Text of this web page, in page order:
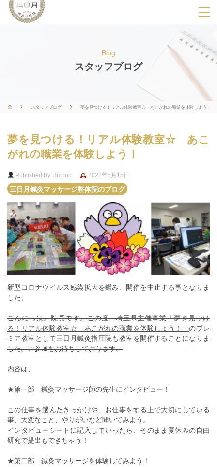
SPメニ
ー
展
用
ボ
Blog
スタッフブログ
スタッフブログ 夢を見つける！リアル体験教室☆ あこがれの職業を体験しよう！
夢を見つける！リアル体験教室☆ あこ
がれの職業を体験しよう！
Published By: 3moon
2022年5月15日
三日月鍼灸マッサージ整体院のブログ
新型コロナウイルス感染拡大を鑑み、開催を中止する事となりま
した。
こんにちは。院長です。この度、埼玉県主催事業「夢を見つけ
る！リアル体験教室☆ あこがれの職業を体験しよう！」のプレ
ミア教室として三日月鍼灸指圧院も教室を開催することになりま
した。ご参加をお待ちしております。
内容は、
★第一部 鍼灸マッサージ師の先生にインタビュー！
この仕事を選んだきっかけや、お仕事をする上で大切にしている
事、大変なこと、やりがいなど聞いてみよう。
インタビューシートに記入していったら、そのまま夏休みの自由
研究で提出もできちゃう！
★第二部 鍼灸マッサージを体験してみよう！